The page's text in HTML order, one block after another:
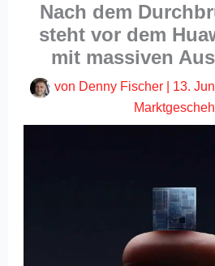
Nach dem
steht vor dem
mit massiven
von Denny Fischer 13.